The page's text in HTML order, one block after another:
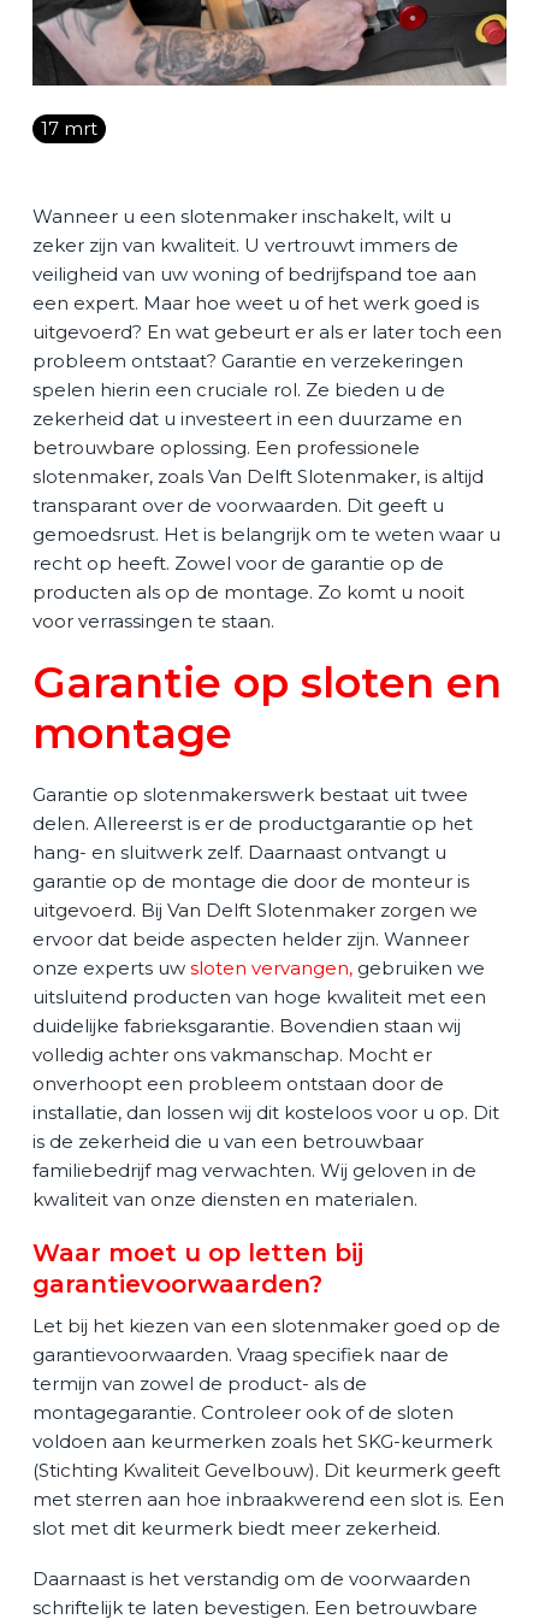
Vacature
17 mrt
Wanneer u een slotenmaker inschakelt, wilt u
zeker zijn van kwaliteit. U vertrouwt immers de
veiligheid van uw woning of bedrijfspand toe aan
een expert. Maar hoe weet u of het werk goed is
uitgevoerd? En wat gebeurt er als er later toch een
probleem ontstaat? Garantie en verzekeringen
spelen hierin een cruciale rol. Ze bieden u de
zekerheid dat u investeert in een duurzame en
betrouwbare oplossing. Een professionele
slotenmaker, zoals Van Delft Slotenmaker, is altijd
transparant over de voorwaarden. Dit geeft u
gemoedsrust. Het is belangrijk om te weten waar u
recht op heeft. Zowel voor de garantie op de
producten als op de montage. Zo komt u nooit
voor verrassingen te staan.
Garantie op sloten en
montage
Garantie op slotenmakerswerk bestaat uit twee
delen. Allereerst is er de productgarantie op het
hang- en sluitwerk zelf. Daarnaast ontvangt u
garantie op de montage die door de monteur is
uitgevoerd. Bij Van Delft Slotenmaker zorgen we
ervoor dat beide aspecten helder zijn. Wanneer
onze experts uw sloten vervangen,gebruiken we
uitsluitend producten van hoge kwaliteit met een
duidelijke fabrieksgarantie. Bovendien staan wij
volledig achter ons vakmanschap. Mocht er
onverhoopt een probleem ontstaan door de
installatie, dan lossen wij dit kosteloos voor u op. Dit
is de zekerheid die u van een betrouwbaar
familiebedrijf mag verwachten. Wij geloven in de
kwaliteit van onze diensten en materialen.
Waar moet u op letten bij
garantievoorwaarden?
Let bij het kiezen van een slotenmaker goed op de
garantievoorwaarden. Vraag specifiek naar de
termijn van zowel de product- als de
montagegarantie. Controleer ook of de sloten
voldoen aan keurmerken zoals het SKG-keurmerk
(Stichting Kwaliteit Gevelbouw). Dit keurmerk geeft
met sterren aan hoe inbraakwerend een slot is. Een
slot met dit keurmerk biedt meer zekerheid.
Daarnaast is het verstandig om de voorwaarden
schriftelijk te laten bevestigen. Een betrouwbare